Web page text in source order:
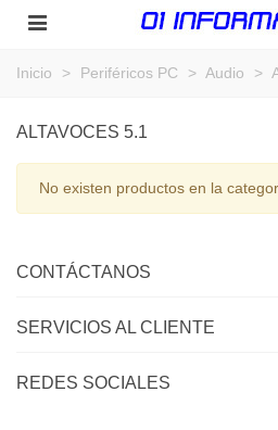
Inicio > Periféricos PC > Audio >
ALTAVOCES 5.1
No existen productos en la
CONTÁCTANOS
SERVICIOS AL CLIENTE
REDES SOCIALES